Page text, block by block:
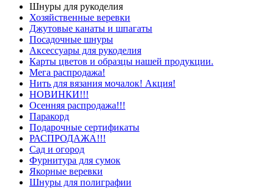
Шнуры для рукоделия
Хозяйственные веревки
Джутовые канаты и шпагаты
Посадочные шнуры
Аксессуары для рукоделия
Карты цветов и образцы нашей продукции.
Мега распродажа!
Нить для вязания мочалок! Акция!
НОВИНКИ!!!
Осенняя распродажа!!!
Паракорд
Подарочные сертификаты
РАСПРОДАЖА!!!
Сад и огород
Фурнитура для сумок
Якорные веревки
Шнуры для полиграфии